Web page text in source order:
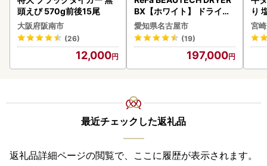
頭えび 570g前後15尾
大阪府阪南市
(26)
12,000
BX【ホワイト】 ドライヤ
ー 美容 家電 ドライヤー リ
ファ
愛知県名古屋市
(19)
197,000
り
宮
最近チェックした返礼品
返礼品詳細ページの閲覧で、ここに履歴が表示されます。